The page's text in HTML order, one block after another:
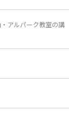
アルパーク教室の講